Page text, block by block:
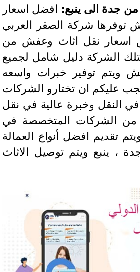
جدة الى ينبع:افضل اسعار
شركة الصقر العربي
نقل اثاث وعفش من
الشركة دليل شامل لجميع
توفير خبرات واسعه
عليكم ان تختارو الشركات
النقل وخبرة عالية في نقل
الشركات المتخصصة في
تقديم افضل أنواع العمالة
ينبع ويتم توصيل الاثاث